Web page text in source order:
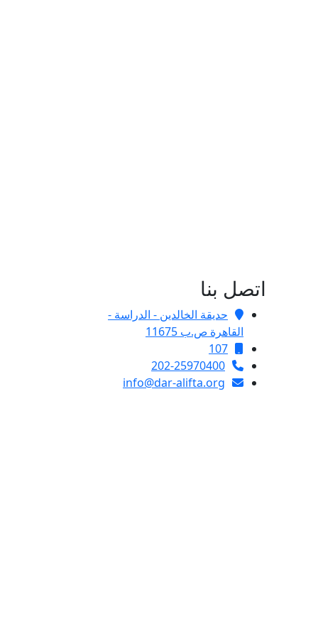
اتصل بنا
حديقة الخالدين - الدراسة -
القاهرة ص.ب 11675
107
202-25970400
info@dar-alifta.org